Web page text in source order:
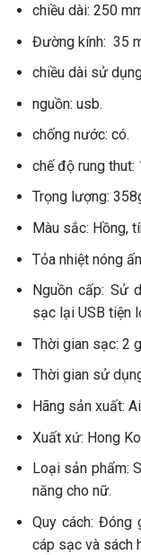
chiều dài: 250
Đường kính: 35
chiều dài sử
nguồn: usb.
chống nước: có.
chế độ rung thut:
Trọng lượng:
Màu sắc: Hồng,
Tỏa nhiệt nóng
Nguồn cấp: Sử
sạc lại USB tiện
Thời gian sạc: 2
Thời gian sử
Hãng sản xuất:
Xuất xứ: Hong
Loại sản phẩm:
năng cho nữ.
Quy cách:
cáp sạc và sách